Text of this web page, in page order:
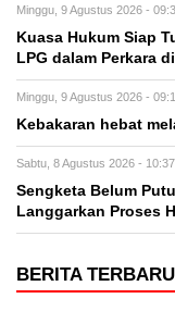
Minggu, 9 Agustus 2026 -
Kuasa Hukum Siap
LPG dalam Perkara
Minggu, 9 Agustus 2026 -
Kebakaran hebat
Sabtu, 8 Agustus 2026 -
Sengketa Belum
Langgarkan Proses
BERITA TERBARU